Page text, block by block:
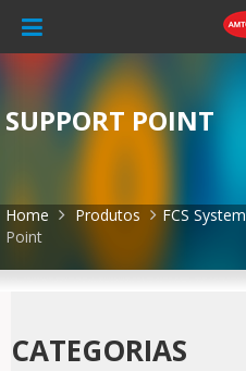
SUPPORT POINT
Home Produtos FCS System
Point
CATEGORIAS